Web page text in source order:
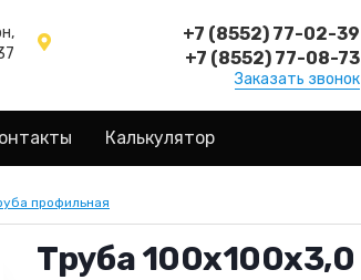
+7 (8552) 77-02-39
+7 (8552) 77-08-73
Заказать звонок
Калькулятор
профильная
Труба 100х100х3,0